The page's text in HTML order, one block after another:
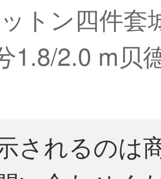
トン四件套
1.8/2.0 m贝
されるのは